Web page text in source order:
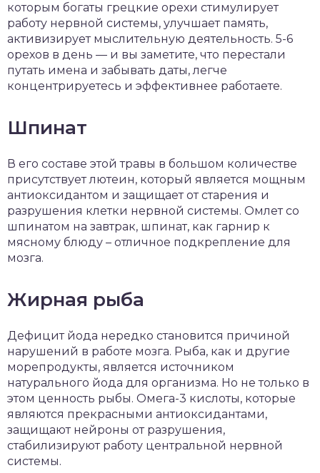
которым богаты грецкие орехи стимулирует
работу нервной системы, улучшает память,
активизирует мыслительную деятельность. 5-6
орехов в день — и вы заметите, что перестали
путать имена и забывать даты, легче
концентрируетесь и эффективнее работаете.
Шпинат
В его составе этой травы в большом количестве
присутствует лютеин, который является мощным
антиоксидантом и защищает от старения и
разрушения клетки нервной системы. Омлет со
шпинатом на завтрак, шпинат, как гарнир к
мясному блюду – отличное подкрепление для
мозга.
Жирная рыба
Дефицит йода нередко становится причиной
нарушений в работе мозга. Рыба, как и другие
морепродукты, является источником
натурального йода для организма. Но не только в
этом ценность рыбы. Омега-3 кислоты, которые
являются прекрасными антиоксидантами,
защищают нейроны от разрушения,
стабилизируют работу центральной нервной
системы.